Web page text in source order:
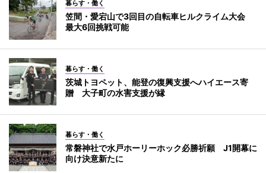
暮らす・働く
笠間・愛宕山で3回目の自転車ヒルクライム大会
最大6回挑戦可能
暮らす・働く
茨城トヨペット、能登の復興支援へハイエース寄
贈 大子町の水害支援が縁
暮らす・働く
常磐神社で水戸ホーリーホック必勝祈願 J1開幕に
向け決意新たに